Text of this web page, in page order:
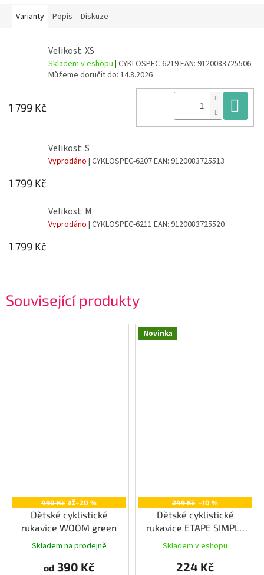
Související produkty
490 Kč až–20 %
Dětské cyklistické
rukavice WOOM green
Skladem na prodejně
od 390 Kč
Novinka
249 Kč –10 %
Dětské cyklistické
rukavice ETAPE SIMPLE
2.0, modrá/zelená
Skladem v eshopu
224 Kč
Varianty Popis Diskuze
Velikost: XS
Skladem v eshopu | CYKLOSPEC-6219EAN: 9120083725506
Můžeme doručit do: 14.8.2026
1 799 Kč
Velikost: S
Vyprodáno | CYKLOSPEC-6207EAN: 9120083725513
1 799 Kč
Velikost: M
Vyprodáno | CYKLOSPEC-6211 EAN: 9120083725520
1 799 Kč